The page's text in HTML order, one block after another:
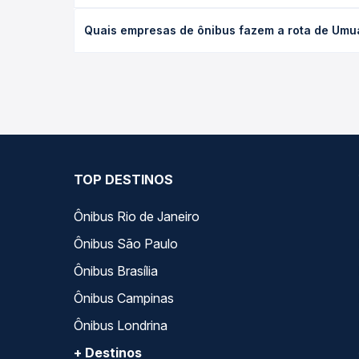
e a antecedência da compra. Na Quero
Quais empresas de ônibus fazem a rota de
TOP DESTINOS
Ônibus Rio de Janeiro
Ônibus São Paulo
Ônibus Brasília
Ônibus Campinas
Ônibus Londrina
+ Destinos